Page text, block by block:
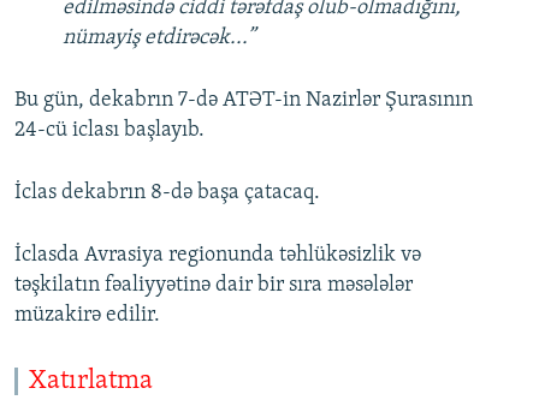
edilməsində ciddi tərəfdaş olub-olmadığını,
nümayiş etdirəcək...”
Bu gün, dekabrın 7-də ATƏT-in Nazirlər Şurasının
24-cü iclası başlayıb.
İclas dekabrın 8-də başa çatacaq.
İclasda Avrasiya regionunda təhlükəsizlik və
təşkilatın fəaliyyətinə dair bir sıra məsələlər
müzakirə edilir.
Xatırlatma